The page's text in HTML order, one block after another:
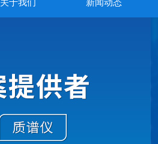
关于我们 新闻动态